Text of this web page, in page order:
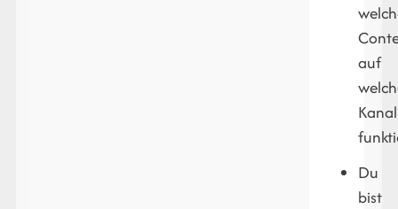
auf
Kanal
Du
bist